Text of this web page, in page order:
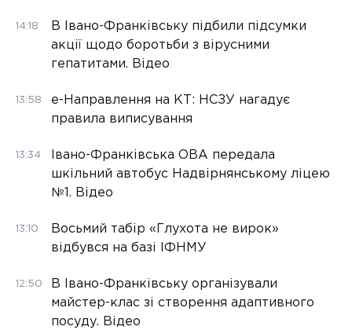
14:18
В Івано-Франківську підбили підсумки
акції щодо боротьби з вірусними
гепатитами. Відео
13:58
е-Направлення на КТ: НСЗУ нагадує
правила виписування
13:34
Івано-Франківська ОВА передала
шкільний автобус Надвірнянському ліцею
№1. Відео
13:10
Восьмий табір «Глухота не вирок»
відбувся на базі ІФНМУ
12:50
В Івано-Франківську організували
майстер-клас зі створення адаптивного
посуду. Відео